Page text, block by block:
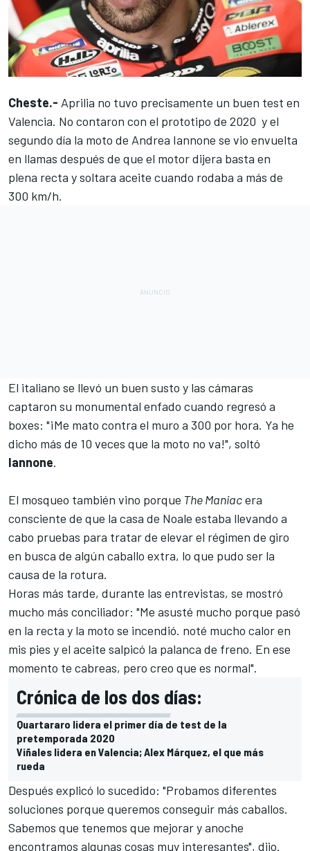
Cheste.- Aprilia no tuvo precisamente un buen test en
Valencia. No contaron con el prototipo de 2020 y el
segundo día la moto de Andrea Iannone se vio envuelta
en llamas después de que el motor dijera basta en
plena recta y soltara aceite cuando rodaba a más de
300 km/h.
El italiano se llevó un buen susto y las cámaras
captaron su monumental enfado cuando regresó a
boxes: "¡Me mato contra el muro a 300 por hora. Ya he
dicho más de 10 veces que la moto no va!", soltó
Iannone.
El mosqueo también vino porque The Maniacera
consciente de que la casa de Noale estaba llevando a
cabo pruebas para tratar de elevar el régimen de giro
en busca de algún caballo extra, lo que pudo ser la
causa de la rotura.
Horas más tarde, durante las entrevistas, se mostró
mucho más conciliador: "Me asusté mucho porque pasó
en la recta y la moto se incendió. noté mucho calor en
mis pies y el aceite salpicó la palanca de freno. En ese
momento te cabreas, pero creo que es normal".
Crónica de los dos días:
Quartararo lidera el primer día de test de la
pretemporada 2020
Viñales lidera en Valencia; Alex Márquez, el que más
rueda
Después explicó lo sucedido: "Probamos diferentes
soluciones porque queremos conseguir más caballos.
Sabemos que tenemos que mejorar y anoche
encontramos algunas cosas muy interesantes", dijo.